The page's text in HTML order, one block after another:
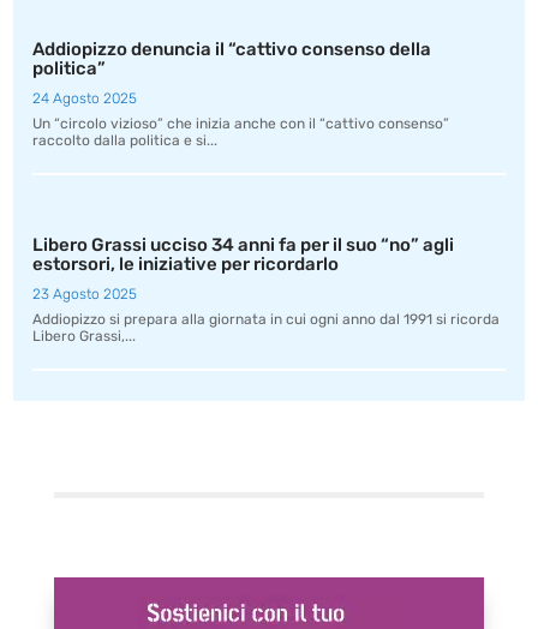
Addiopizzo denuncia il “cattivo consenso della
politica”
24 Agosto 2025
Un “circolo vizioso” che inizia anche con il “cattivo consenso”
raccolto dalla politica e si...
Libero Grassi ucciso 34 anni fa per il suo “no” agli
estorsori, le iniziative per ricordarlo
23 Agosto 2025
Addiopizzo si prepara alla giornata in cui ogni anno dal 1991 si ricorda
Libero Grassi,...